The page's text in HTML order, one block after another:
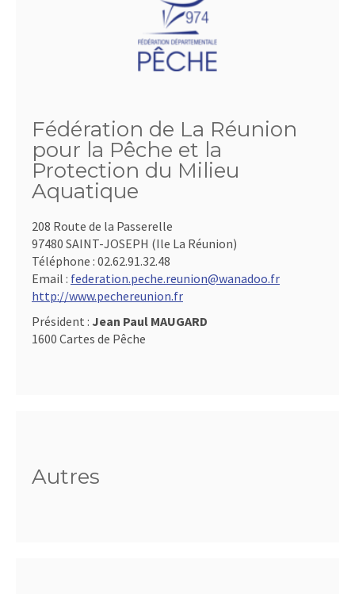
Fédération de La Réunion
pour la Pêche et la
Protection du Milieu
Aquatique
208 Route de la Passerelle
97480 SAINT-JOSEPH (Ile La Réunion)
Téléphone : 02.62.91.32.48
Email : federation.peche.reunion@wanadoo.fr
http://www.pechereunion.fr
Président : Jean Paul MAUGARD
1600 Cartes de Pêche
Autres